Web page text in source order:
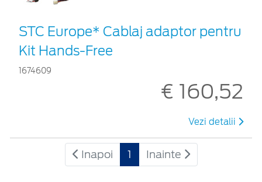
STC Europe* Cablaj adaptor pentru
Kit Hands-Free
1674609
€ 160,52
Vezi detalii
Inapoi 1 Inainte